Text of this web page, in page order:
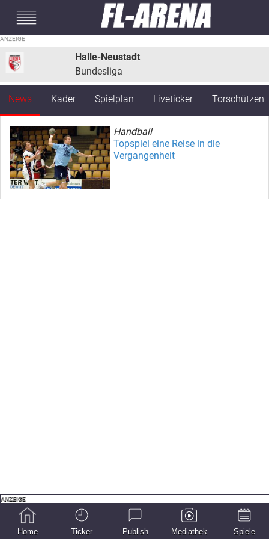
Halle-Neustadt
Bundesliga
News Kader Spielplan Liveticker Torschützen
Handball
Topspiel eine Reise in die
Vergangenheit
Home Ticker Publish Mediathek Spiele